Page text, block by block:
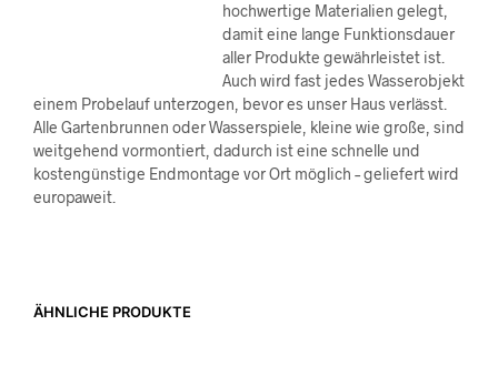
hochwertige Materialien gelegt,
damit eine lange Funktionsdauer
aller Produkte gewährleistet ist.
Auch wird fast jedes Wasserobjekt
einem Probelauf unterzogen, bevor es unser Haus verlässt.
Alle Gartenbrunnen oder Wasserspiele, kleine wie große, sind
weitgehend vormontiert, dadurch ist eine schnelle und
kostengünstige Endmontage vor Ort möglich – geliefert wird
europaweit.
ÄHNLICHE PRODUKTE